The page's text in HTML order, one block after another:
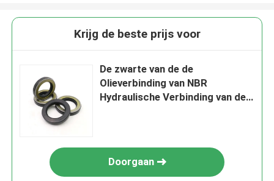
Krijg de beste prijs voor
De zwarte van de de
Olieverbinding van NBR
Hydraulische Verbinding van de
Doorgaan